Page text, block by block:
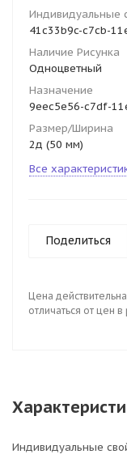
Индивидуальные
41c33b9c-c7cb-
Наличие Рисунка
Одноцветный
Назначение
9eec5e56-c7df-
Размер/Ширина
2д (50 мм)
Все
Поделиться
Цена
отличаться от цен
Индивидуальные